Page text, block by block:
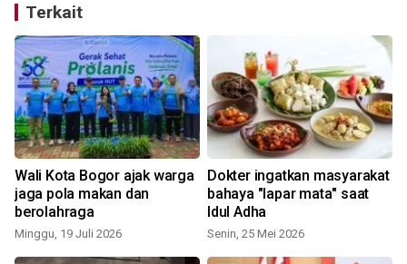
Terkait
Wali Kota Bogor ajak warga
jaga pola makan dan
berolahraga
Minggu, 19 Juli 2026
Dokter ingatkan masyarakat
bahaya "lapar mata" saat
Idul Adha
Senin, 25 Mei 2026